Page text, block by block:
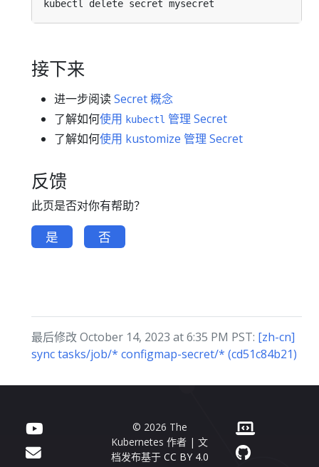
接下来
进一步阅读Secret 概念
了解如何使用 kubectl 管理 Secret
了解如何使用 kustomize 管理 Secret
反馈
此页是否对你有帮助？
是 否
最后修改 October 14, 2023 at 6:35 PM PST: [zh-cn]
sync tasks/job/* configmap-secret/* (cd51c84b21)
© 2026 The
Kubernetes 作者 | 文
档发布基于 CC BY 4.0